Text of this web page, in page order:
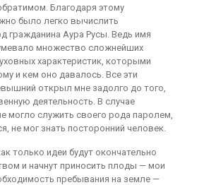
Благодаря этому
было легко вычислить
гражданина Аура Русы. Ведь имя
множество сложнейших
характеристик, которыми
и кем оно давалось. Все эти
открыл мне задолго до того,
деятельность. В случае
могло служить своего рода паролем,
не мог знать посторонний человек.
только идеи будут окончательно
и начнут приносить плоды — мои
пребывания на земле —